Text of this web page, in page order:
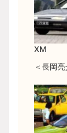
XM
＜長岡